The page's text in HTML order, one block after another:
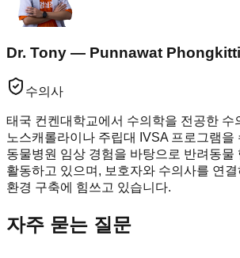
Dr. Tony — Punnawat
수의사
태국 컨켄대학교에서 수의학을 전공한 수
노스캐롤라이나 주립대 IVSA 프로그램을
동물병원 임상 경험을 바탕으로 반려동물
활동하고 있으며, 보호자와 수의사를 연
환경 구축에 힘쓰고 있습니다.
자주 묻는 질문